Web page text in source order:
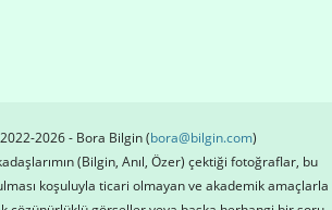
2026 - Bora Bilgin (bora@bilgin.com)
(Bilgin, Anıl, Özer) çektiği fotoğraflar, bu
koşuluyla ticari olmayan ve akademik amaçlarla